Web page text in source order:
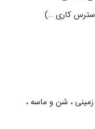
کاری …)
زمینی ، شن و ماسه ،